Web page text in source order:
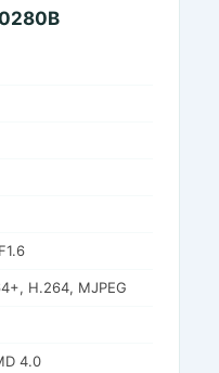
H.264, MJPEG
4.0